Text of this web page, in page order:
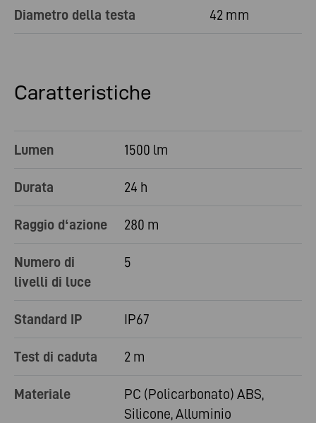
Diametro della testa 42 mm
Caratteristiche
Lumen 1500 lm
Durata 24 h
Raggio d‘azione 280 m
Numero di
livelli di luce
5
Standard IP IP67
Test di caduta 2 m
Materiale
PC (Policarbonato) ABS,
Silicone, Alluminio